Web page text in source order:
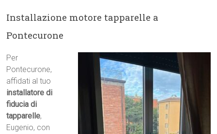
Installazione motore tapparelle a
Pontecurone
Per
Pontecurone,
affidati al tuo
installatore di
fiducia di
tapparelle,
Eugenio, con